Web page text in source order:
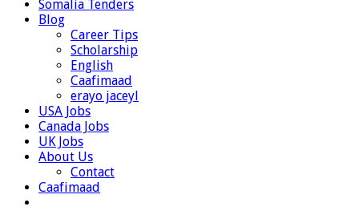
Somalia Tenders
Blog
Career Tips
Scholarship
English
Caafimaad
erayo jaceyl
USA Jobs
Canada Jobs
UK Jobs
About Us
Contact
Caafimaad